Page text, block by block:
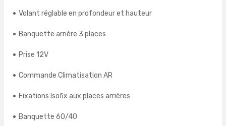
Volant réglable en profondeur et hauteur
Banquette arrière 3 places
Prise 12V
Commande Climatisation AR
Fixations Isofix aux places arrières
Banquette 60/40